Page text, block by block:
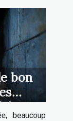
bon
?
beaucoup